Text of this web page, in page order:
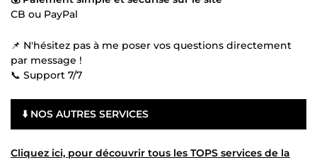
CB ou PayPal
📌 N'hésitez pas à me poser vos questions directement
par message !
📞 Support 7/7
⬇️ NOS AUTRES SERVICES
Cliquez ici, pour découvrir tous les TOPS services de la